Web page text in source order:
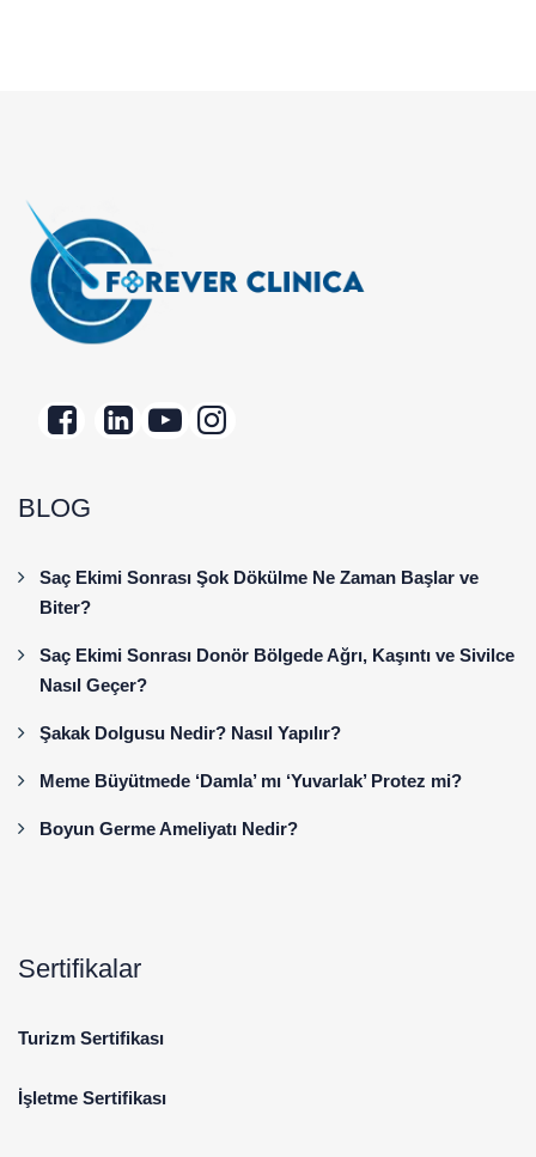
BLOG
Saç Ekimi Sonrası Şok Dökülme Ne Zaman Başlar ve
Biter?
Saç Ekimi Sonrası Donör Bölgede Ağrı, Kaşıntı ve Sivilce
Nasıl Geçer?
Şakak Dolgusu Nedir? Nasıl Yapılır?
Meme Büyütmede ‘Damla’ mı ‘Yuvarlak’ Protez mi?
Boyun Germe Ameliyatı Nedir?
Sertifikalar
Turizm Sertifikası
İşletme Sertifikası